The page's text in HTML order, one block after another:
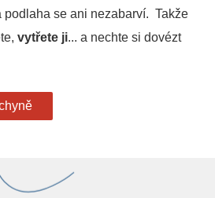
podlaha se ani nezabarví. Takže
vytřete ji... a nechte si dovézt